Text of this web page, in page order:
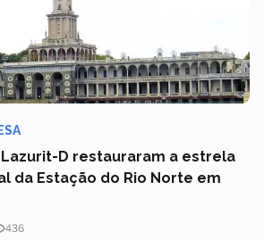
D restauraram a estrela
da Estação do Rio Norte em
436